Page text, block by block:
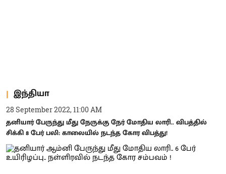
இந்தியா
28 September 2022, 11:00 AM
தனியார் பேருந்து மீது நேருக்கு நேர் மோதிய லாரி.. விபத்தில்
சிக்கி 8 பேர் பலி: காலையில் நடந்த கோர விபத்து!